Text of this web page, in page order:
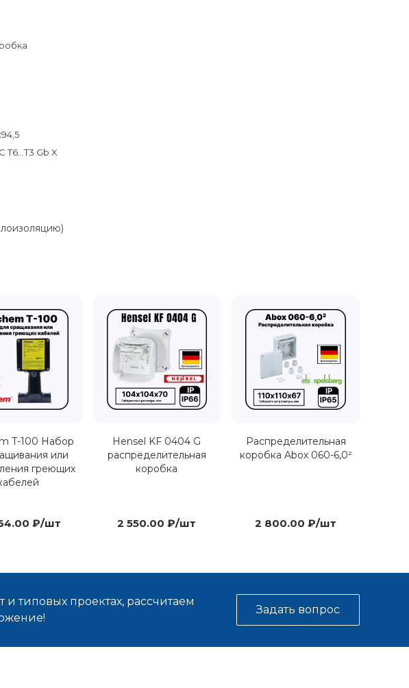
T6...T3 Gb X
T-100 Набор
или
греющих
₽/шт
Hensel KF 0404 G
распределительная
коробка
2 550.00 ₽/шт
Распределительная
коробка Abox 060-6,0²
2 800.00 ₽/шт
типовых проектах, рассчитаем
Задать вопрос